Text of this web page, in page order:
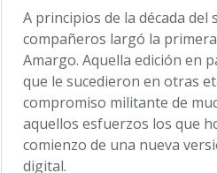
A principios de la década
compañeros largó la
Amargo. Aquella edición en
que le sucedieron en otras
compromiso militante de
aquellos esfuerzos los que
comienzo de una nueva
digital.